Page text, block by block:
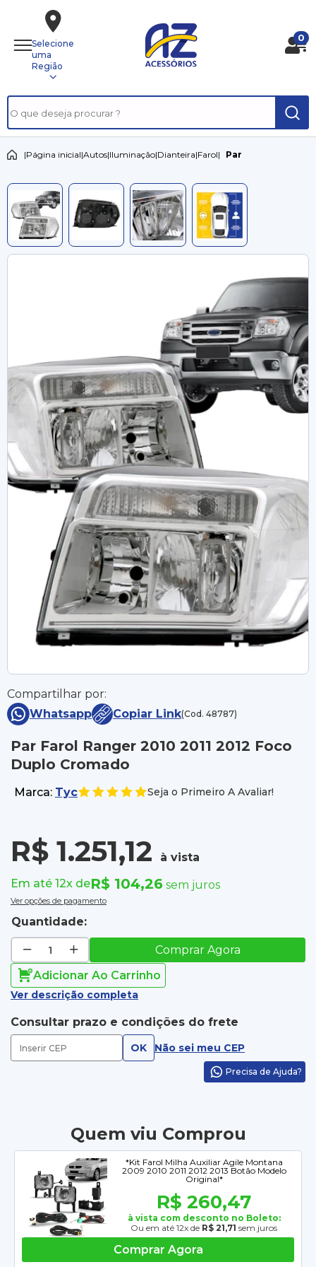
Selecione
uma
Região
0
|Página inicial|Autos|Iluminação|Dianteira|Farol| Par
Compartilhar por:
Whatsapp
Copiar Link(Cod. 48787)
Par Farol Ranger 2010 2011 2012 Foco
Duplo Cromado
Marca: Tyc Seja o Primeiro A Avaliar!
R$ 1.251,12
à vista
Em até 12x deR$ 104,26 sem juros
Ver opções de pagamento
Quantidade:
Comprar Agora
Adicionar Ao Carrinho
Ver descrição completa
Consultar prazo e condições do frete
OK Não sei meu CEP
Precisa de Ajuda?
Quem viu Comprou
*Kit Farol Milha Auxiliar Agile Montana
2009 2010 2011 2012 2013 Botão Modelo
Original*
R$ 260,47
à vista com desconto no Boleto:
Ou em até 12x de R$ 21,71 sem juros
Comprar Agora